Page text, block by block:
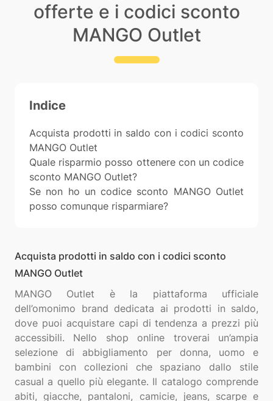
offerte e i codici sconto
MANGO Outlet
Indice
Acquista prodotti in saldo con i codici sconto
MANGO Outlet
Quale risparmio posso ottenere con un codice
sconto MANGO Outlet?
Se non ho un codice sconto MANGO Outlet
posso comunque risparmiare?
Acquista prodotti in saldo con i codici sconto
MANGO Outlet
MANGO Outlet è la piattaforma ufficiale
dell’omonimo brand dedicata ai prodotti in saldo,
dove puoi acquistare capi di tendenza a prezzi più
accessibili. Nello shop online troverai un’ampia
selezione di abbigliamento per donna, uomo e
bambini con collezioni che spaziano dallo stile
casual a quello più elegante. Il catalogo comprende
abiti, giacche, pantaloni, camicie, jeans, scarpe e